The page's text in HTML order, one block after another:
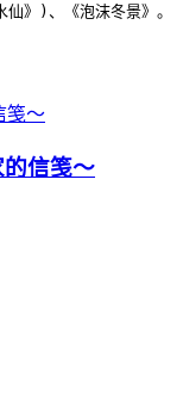
》)、《泡沫冬景》。
信笺～